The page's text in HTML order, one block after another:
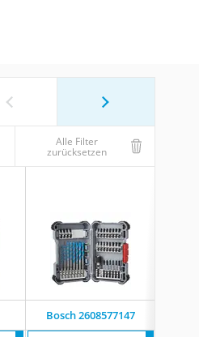
Alle Filter
zurücksetzen
Bosch 2608577147